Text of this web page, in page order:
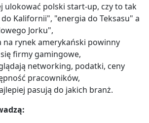
ulokować polski start-up, czy to tak
Kalifornii", "energia do Teksasu" a
Jorku",
na rynek amerykański powinny
firmy gamingowe,
networking, podatki, ceny
pracowników,
pasują do jakich branż.